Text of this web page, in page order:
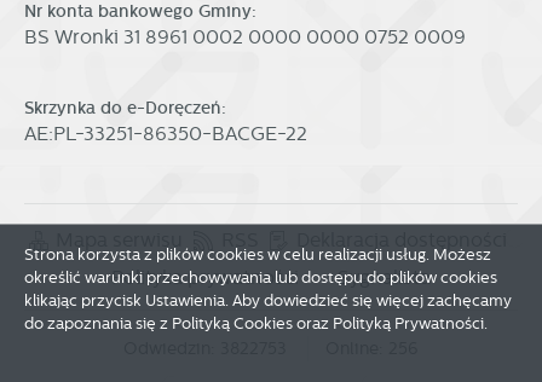
Nr konta bankowego Gminy:
BS Wronki 31 8961 0002 0000 0000 0752 0009
Skrzynka do e-Doręczeń:
AE:PL-33251-86350-BACGE-22
Polityka prywatności
Sygnalista
Strona korzysta z plików cookies w celu realizacji usług. Możesz
określić warunki przechowywania lub dostępu do plików cookies
klikając przycisk Ustawienia. Aby dowiedzieć się więcej zachęcamy
do zapoznania się z Polityką Cookies oraz Polityką Prywatności.